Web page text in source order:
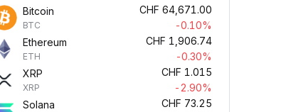
Bitcoin
BTC
CHF 64,671.00
-0.10%
Ethereum
ETH
CHF 1,906.74
-0.30%
XRP
XRP
CHF 1.015
-2.90%
Solana
CHF 73.25